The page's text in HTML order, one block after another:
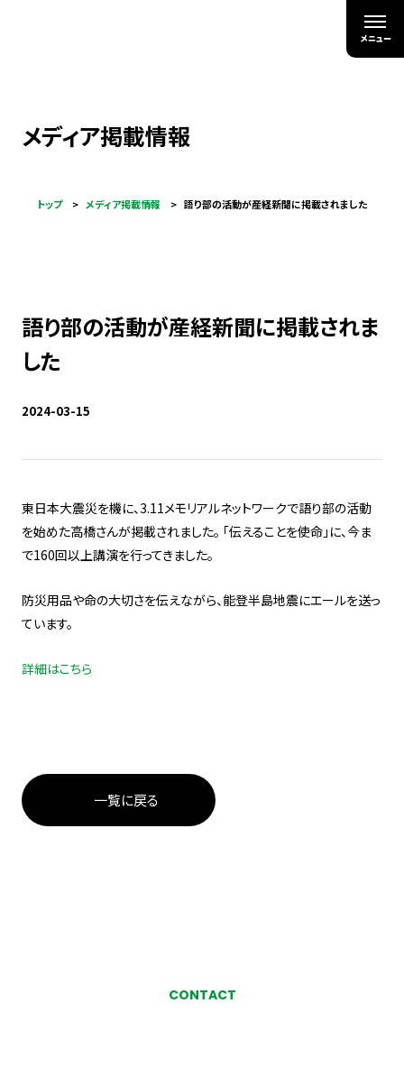
メディア掲載情報
トップ メディア掲載情報 語り部の活動が産経新聞に掲載されました
語り部の活動が産経新聞に掲載されま
した
2024-03-15
東日本大震災を機に、3.11メモリアルネットワークで語り部の活動
を始めた高橋さんが掲載されました。 「伝えることを使命」に、今ま
で160回以上講演を行ってきました。
防災用品や命の大切さを伝えながら、能登半島地震にエールを送っ
ています。
詳細はこちら
一覧に戻る
CONTACT